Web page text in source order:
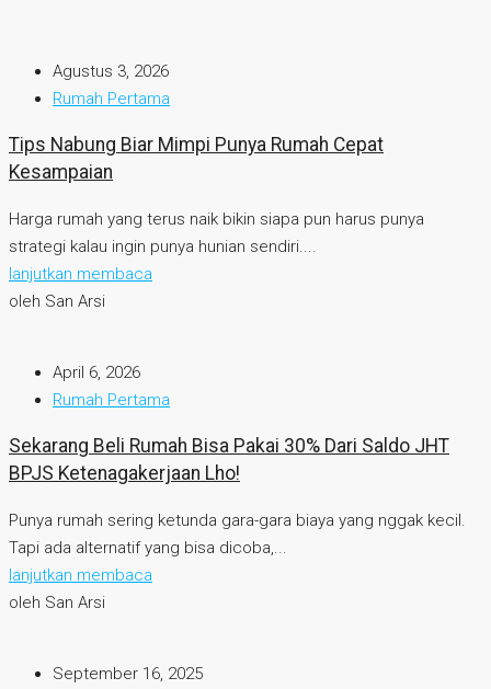
Agustus 3, 2026
Rumah Pertama
Tips Nabung Biar Mimpi Punya Rumah Cepat
Kesampaian
Harga rumah yang terus naik bikin siapa pun harus punya
strategi kalau ingin punya hunian sendiri....
lanjutkan membaca
oleh San Arsi
April 6, 2026
Rumah Pertama
Sekarang Beli Rumah Bisa Pakai 30% Dari Saldo JHT
BPJS Ketenagakerjaan Lho!
Punya rumah sering ketunda gara-gara biaya yang nggak kecil.
Tapi ada alternatif yang bisa dicoba,...
lanjutkan membaca
oleh San Arsi
September 16, 2025